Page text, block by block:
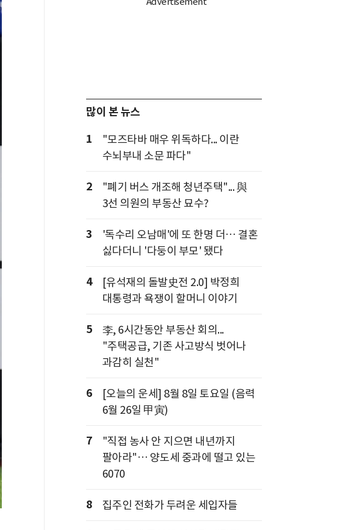
많이 본 뉴스
1
"모즈타바 매우 위독하다... 이란
수뇌부내 소문 파다"
2
"폐기 버스 개조해 청년주택"... 與
3선 의원의 부동산 묘수?
3
'독수리 오남매'에 또 한명 더… 결혼
싫다더니 '다둥이 부모' 됐다
4
[유석재의 돌발史전 2.0] 박정희
대통령과 욕쟁이 할머니 이야기
5
李, 6시간동안 부동산 회의...
"주택공급, 기존 사고방식 벗어나
과감히 실천"
6
[오늘의 운세] 8월 8일 토요일 (음력
6월 26일 甲寅)
7
"직접 농사 안 지으면 내년까지
팔아라"… 양도세 중과에 떨고 있는
6070
8 집주인 전화가 두려운 세입자들